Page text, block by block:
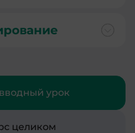
урок
целиком